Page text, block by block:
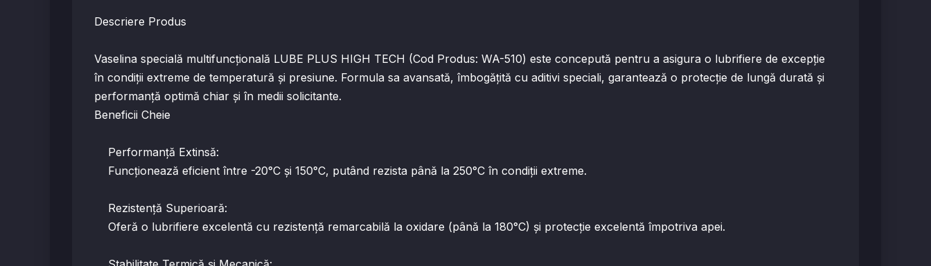
Descriere Produs
Vaselina specială multifuncțională LUBE PLUS HIGH TECH (Cod Produs: WA-510) este concepută pentru a asigura o lubrifiere de excepție
în condiții extreme de temperatură și presiune. Formula sa avansată, îmbogățită cu aditivi speciali, garantează o protecție de lungă durată și
performanță optimă chiar și în medii solicitante.
Beneficii Cheie
Performanță Extinsă:
Funcționează eficient între -20°C și 150°C, putând rezista până la 250°C în condiții extreme.
Rezistență Superioară:
Oferă o lubrifiere excelentă cu rezistență remarcabilă la oxidare (până la 180°C) și protecție excelentă împotriva apei.